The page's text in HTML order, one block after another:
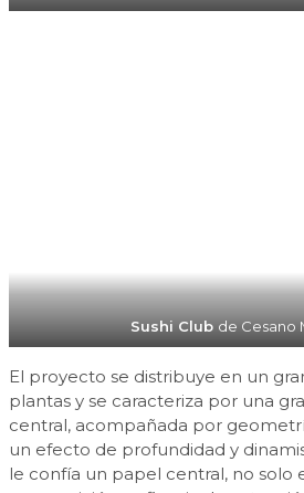
Sushi Club de Cesano
El proyecto se distribuye en un
plantas y se caracteriza por una
central, acompañada por
un efecto de profundidad y
le confía un papel central, no solo